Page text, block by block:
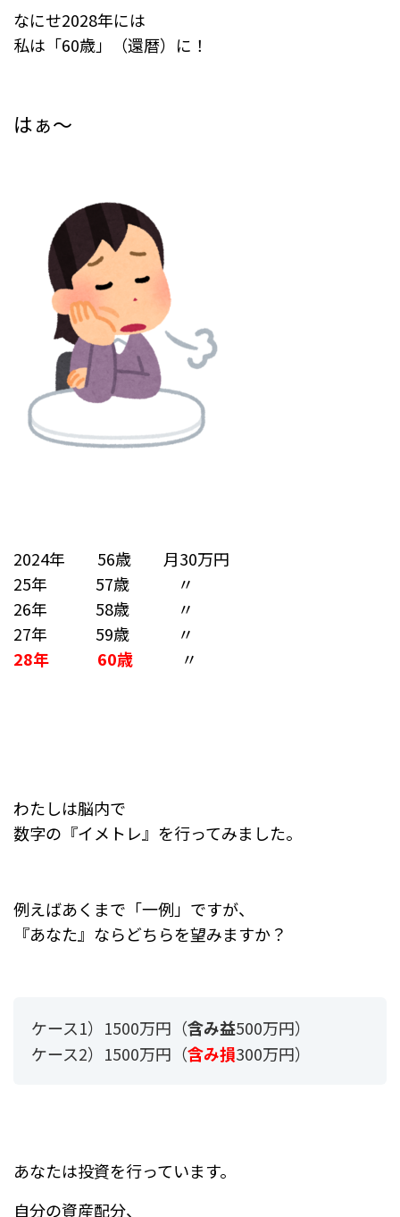
なにせ2028年には
私は「60歳」（還暦）に！
はぁ～
2024年 56歳 月30万円
25年 57歳 〃
26年 58歳 〃
27年 59歳 〃
28年 60歳 〃
わたしは脳内で
数字の『イメトレ』を行ってみました。
例えばあくまで「一例」ですが、
『あなた』ならどちらを望みますか？
ケース1）1500万円（含み益500万円）
ケース2）1500万円（含み損300万円）
あなたは投資を行っています。
自分の資産配分、